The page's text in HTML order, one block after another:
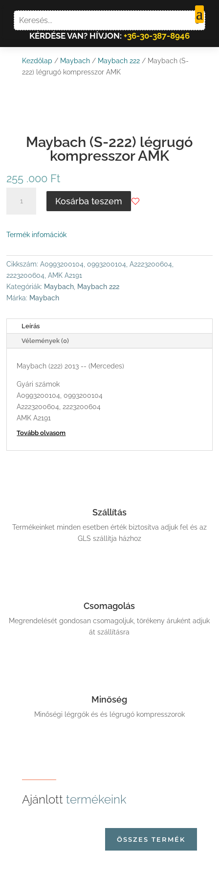
KÉRDÉSE VAN? HÍVJON: +36-30-387-8946
Kezdőlap / Maybach/ Maybach 222/ Maybach (S-
222) légrugó kompresszor AMK
Maybach (S-222) légrugó
kompresszor AMK
255 .000 Ft
KOMPRESSZOR
MENNYISÉG
Kosárba teszem
Termék infomációk
Cikkszám:A0993200104, 0993200104, A2223200604,
2223200604, AMK A2191
Kategóriák: Maybach Maybach 222
Márka: Maybach
Leírás
Vélemények (0)
Maybach (222) 2013 -- (Mercedes)
Gyári számok
A0993200104, 0993200104
A2223200604, 2223200604
AMK A2191
Tovább olvasom
Szállítás
Termékeinket minden esetben érték biztosítva adjuk fel és az
GLS szállítja házhoz
Csomagolás
Megrendelését gondosan csomagoljuk, törékeny áruként adjuk
át szállításra
Minőség
Minőségi légrgók és és légrugó kompresszorok
Ajánlott termékeink
ÖSSZES TERMÉK